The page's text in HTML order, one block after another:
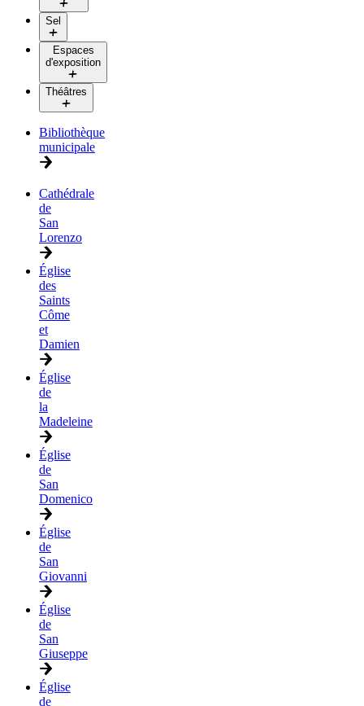
Sel
Espaces
d'exposition
Théâtres
Bibliothèque
municipale
Cathédrale
de
San
Lorenzo
Église
des
Saints
Côme
et
Damien
Église
de
la
Madeleine
Église
de
San
Domenico
Église
de
San
Giovanni
Église
de
San
Giuseppe
Église
de